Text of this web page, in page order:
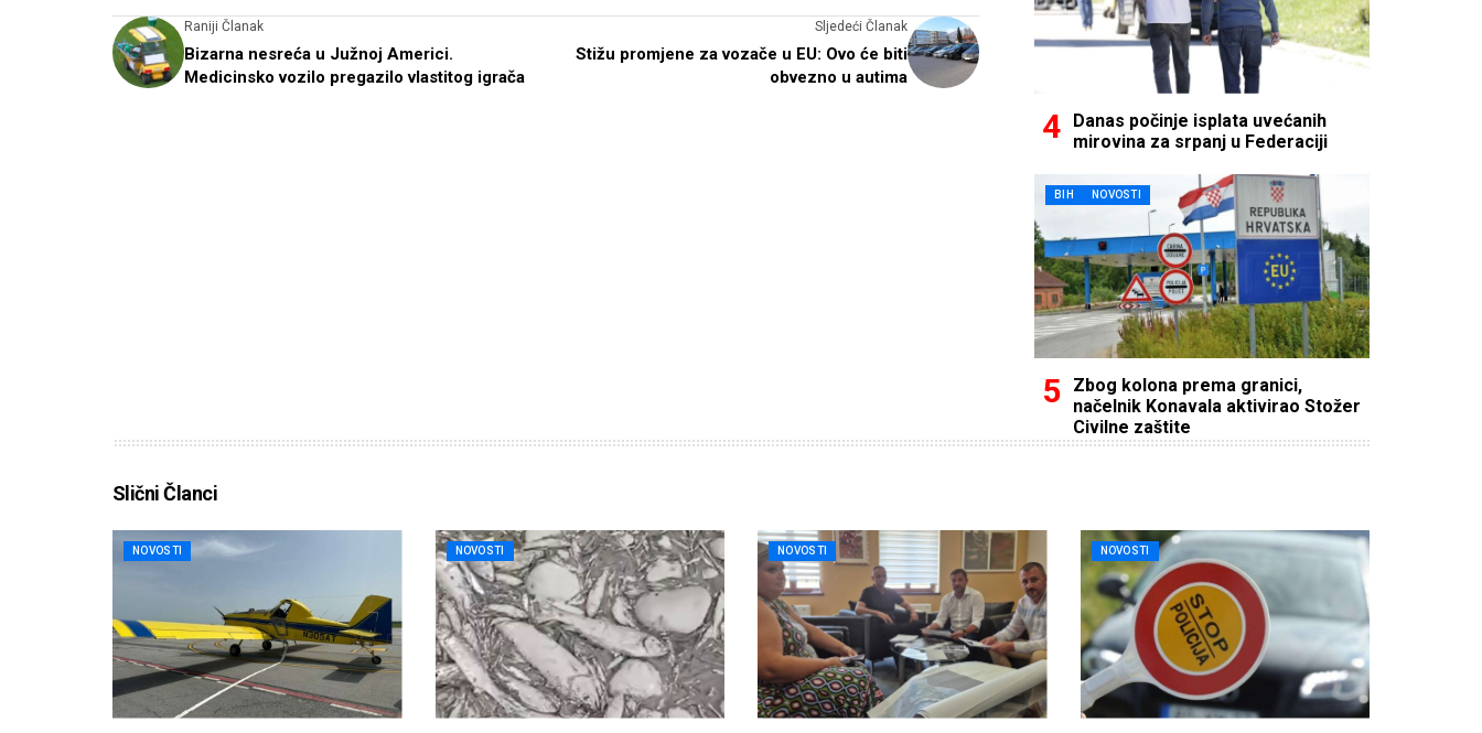
Raniji Članak
Bizarna nesreća u Južnoj Americi.
Medicinsko vozilo pregazilo vlastitog igrača
Sljedeći Članak
Stižu promjene za vozače u EU: Ovo će biti
obvezno u autima
Danas počinje isplata uvećanih
mirovina za srpanj u Federaciji
BIH NOVOSTI
Zbog kolona prema granici,
načelnik Konavala aktivirao Stožer
Civilne zaštite
Slični Članci
NOVOSTI NOVOSTI NOVOSTI NOVOSTI